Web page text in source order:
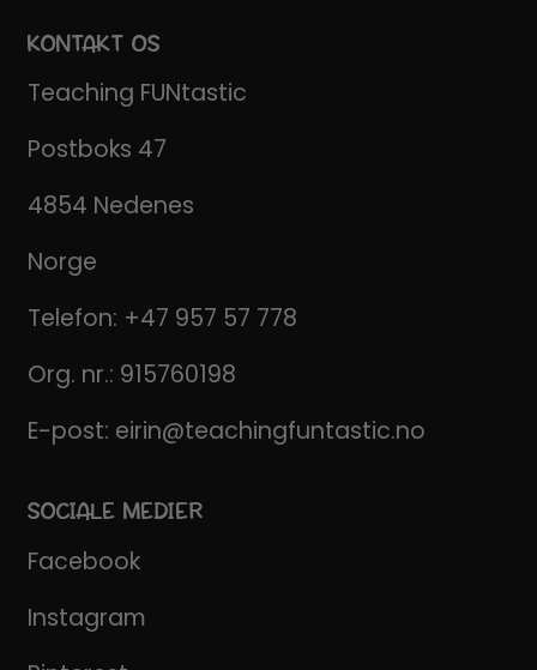
KONTAKT OS
Teaching FUNtastic
Postboks 47
4854 Nedenes
Norge
Telefon: +47 957 57 778
Org. nr.: 915760198
E-post: eirin@teachingfuntastic.no
SOCIALE MEDIER
Facebook
Instagram